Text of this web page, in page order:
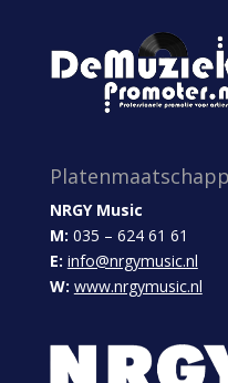
NRGY Music
M: 035 – 624 61 61
E: info@nrgymusic.nl
W: www.nrgymusic.nl